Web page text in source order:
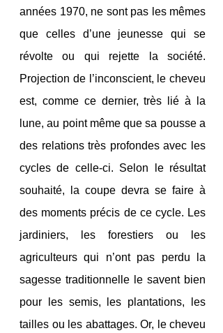
années 1970, ne sont pas les mêmes
que celles d’une jeunesse qui se
révolte ou qui rejette la société.
Projection de l’inconscient, le cheveu
est, comme ce dernier, très lié à la
lune, au point même que sa pousse a
des relations très profondes avec les
cycles de celle-ci. Selon le résultat
souhaité, la coupe devra se faire à
des moments précis de ce cycle. Les
jardiniers, les forestiers ou les
agriculteurs qui n’ont pas perdu la
sagesse traditionnelle le savent bien
pour les semis, les plantations, les
tailles ou les abattages. Or, le cheveu